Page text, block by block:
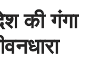
की गंगा